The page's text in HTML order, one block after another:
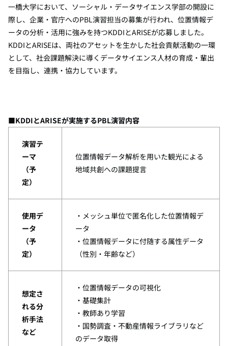
一橋大学において、ソーシャル・データサイエンス学部の開設に
際し、企業・官庁へのPBL演習担当の募集が行われ、位置情報デ
ータの分析・活用に強みを持つKDDIとARISEが応募しました。
KDDIとARISEは、両社のアセットを生かした社会貢献活動の一環
として、社会課題解決に導くデータサイエンス人材の育成・輩出
を目指し、連携・協力しています。
■KDDIとARISEが実施するPBL演習内容
演習テ
ーマ
（予
定）
位置情報データ解析を用いた観光による
地域共創への課題提言
使用デ
ータ
（予
定）
・メッシュ単位で匿名化した位置情報デ
ータ​
・位置情報データに付随する属性データ
（性別・年齢など）
想定さ
れる分
析手法
など
・位置情報データの可視化​
・基礎集計​
・教師あり学習​
・国勢調査・不動産情報ライブラリなど
のデータ取得